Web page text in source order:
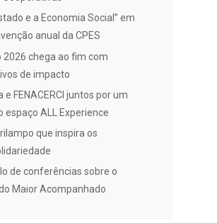
e a Economia Social” em
anual da CPES
2026 chega ao fim com
de impacto
e FENACERCI juntos por um
espaço ALL Experience
que inspira os
de conferências sobre o
Maior Acompanhado